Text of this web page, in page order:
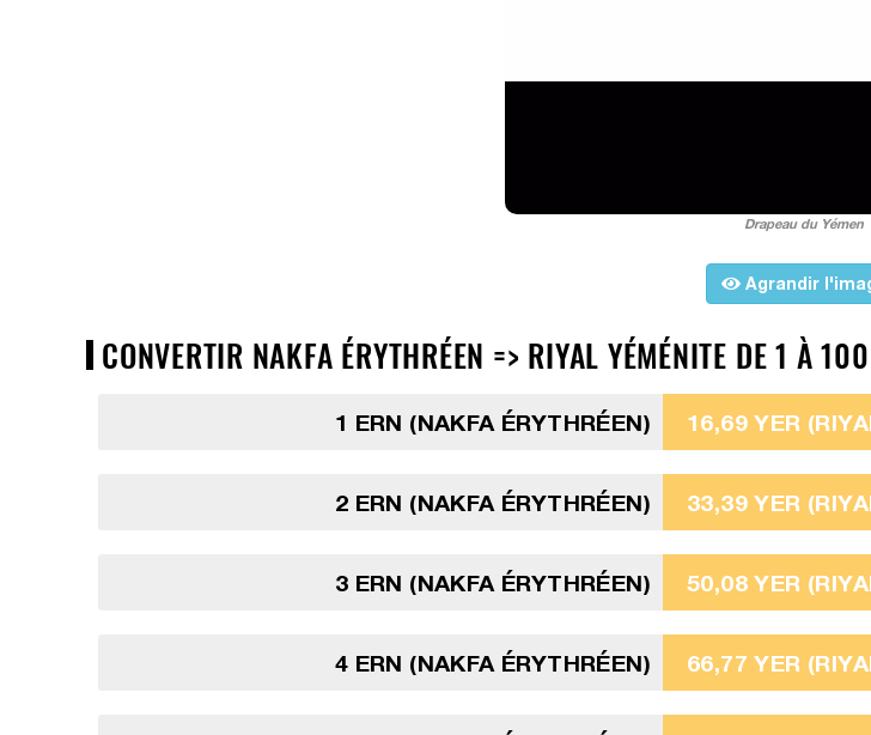
Drapeau du Yémen
Agrandir
CONVERTIR NAKFA ÉRYTHRÉEN => RIYAL YÉMÉNITE DE 1 À
1 ERN (NAKFA ÉRYTHRÉEN) 16,69 YER
2 ERN (NAKFA ÉRYTHRÉEN) 33,39 YER
3 ERN (NAKFA ÉRYTHRÉEN) 50,08 YER
4 ERN (NAKFA ÉRYTHRÉEN) 66,77 YER